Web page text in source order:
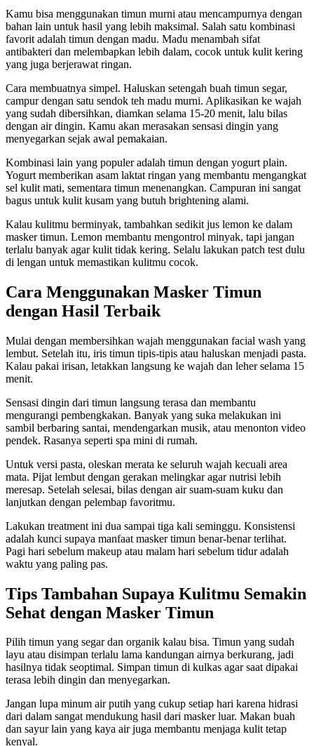
Kamu bisa menggunakan timun murni atau mencampurnya dengan
bahan lain untuk hasil yang lebih maksimal. Salah satu kombinasi
favorit adalah timun dengan madu. Madu menambah sifat
antibakteri dan melembapkan lebih dalam, cocok untuk kulit kering
yang juga berjerawat ringan.
Cara membuatnya simpel. Haluskan setengah buah timun segar,
campur dengan satu sendok teh madu murni. Aplikasikan ke wajah
yang sudah dibersihkan, diamkan selama 15-20 menit, lalu bilas
dengan air dingin. Kamu akan merasakan sensasi dingin yang
menyegarkan sejak awal pemakaian.
Kombinasi lain yang populer adalah timun dengan yogurt plain.
Yogurt memberikan asam laktat ringan yang membantu mengangkat
sel kulit mati, sementara timun menenangkan. Campuran ini sangat
bagus untuk kulit kusam yang butuh brightening alami.
Kalau kulitmu berminyak, tambahkan sedikit jus lemon ke dalam
masker timun. Lemon membantu mengontrol minyak, tapi jangan
terlalu banyak agar kulit tidak kering. Selalu lakukan patch test dulu
di lengan untuk memastikan kulitmu cocok.
Cara Menggunakan Masker Timun
dengan Hasil Terbaik
Mulai dengan membersihkan wajah menggunakan facial wash yang
lembut. Setelah itu, iris timun tipis-tipis atau haluskan menjadi pasta.
Kalau pakai irisan, letakkan langsung ke wajah dan leher selama 15
menit.
Sensasi dingin dari timun langsung terasa dan membantu
mengurangi pembengkakan. Banyak yang suka melakukan ini
sambil berbaring santai, mendengarkan musik, atau menonton video
pendek. Rasanya seperti spa mini di rumah.
Untuk versi pasta, oleskan merata ke seluruh wajah kecuali area
mata. Pijat lembut dengan gerakan melingkar agar nutrisi lebih
meresap. Setelah selesai, bilas dengan air suam-suam kuku dan
lanjutkan dengan pelembap favoritmu.
Lakukan treatment ini dua sampai tiga kali seminggu. Konsistensi
adalah kunci supaya manfaat masker timun benar-benar terlihat.
Pagi hari sebelum makeup atau malam hari sebelum tidur adalah
waktu yang paling pas.
Tips Tambahan Supaya Kulitmu Semakin
Sehat dengan Masker Timun
Pilih timun yang segar dan organik kalau bisa. Timun yang sudah
layu atau disimpan terlalu lama kandungan airnya berkurang, jadi
hasilnya tidak seoptimal. Simpan timun di kulkas agar saat dipakai
terasa lebih dingin dan menyegarkan.
Jangan lupa minum air putih yang cukup setiap hari karena hidrasi
dari dalam sangat mendukung hasil dari masker luar. Makan buah
dan sayur lain yang kaya air juga membantu menjaga kulit tetap
kenyal.